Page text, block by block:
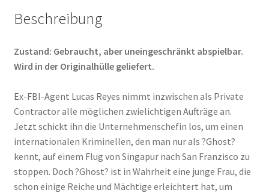
Beschreibung
Zustand: Gebraucht, aber uneingeschränkt abspielbar.
Wird in der Originalhülle geliefert.
Ex-FBI-Agent Lucas Reyes nimmt inzwischen als Private
Contractor alle möglichen zwielichtigen Aufträge an.
Jetzt schickt ihn die Unternehmenschefin los, um einen
internationalen Kriminellen, den man nur als ?Ghost?
kennt, auf einem Flug von Singapur nach San Franzisco zu
stoppen. Doch ?Ghost? ist in Wahrheit eine junge Frau, die
schon einige Reiche und Mächtige erleichtert hat, um